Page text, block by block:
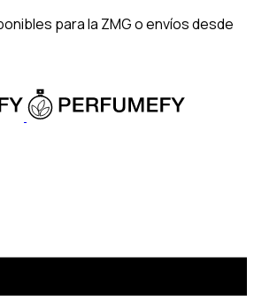
para la ZMG o envíos desde